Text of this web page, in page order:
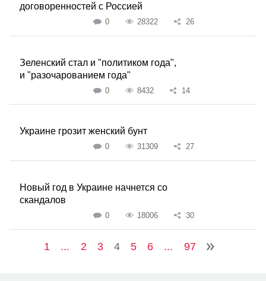
договоренностей с Россией
0 28322 26
Зеленский стал и "политиком года",
и "разочарованием года"
0 8432 14
Украине грозит женский бунт
0 31309 27
Новый год в Украине начнется со
скандалов
0 18006 30
1 ... 2 3 4 5 6 ... 97